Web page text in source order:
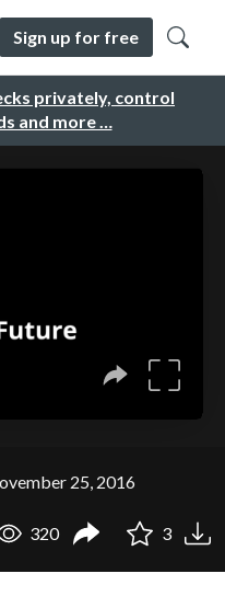
privately, control
and more …
Sign up for free
25, 2016
320 3